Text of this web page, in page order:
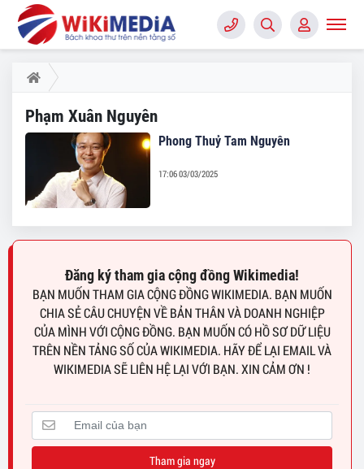
Phạm Xuân Nguyên
Phong Thuỷ Tam Nguyên
17:06 03/03/2025
Đăng ký tham gia cộng đồng Wikimedia!
BẠN MUỐN THAM GIA CỘNG ĐỒNG WIKIMEDIA. BẠN MUỐN
CHIA SẺ CÂU CHUYỆN VỀ BẢN THÂN VÀ DOANH NGHIỆP
CỦA MÌNH VỚI CỘNG ĐỒNG. BẠN MUỐN CÓ HỒ SƠ DỮ LIỆU
TRÊN NỀN TẢNG SỐ CỦA WIKIMEDIA. HÃY ĐỂ LẠI EMAIL VÀ
WIKIMEDIA SẼ LIÊN HỆ LẠI VỚI BẠN. XIN CẢM ƠN !
Tham gia ngay